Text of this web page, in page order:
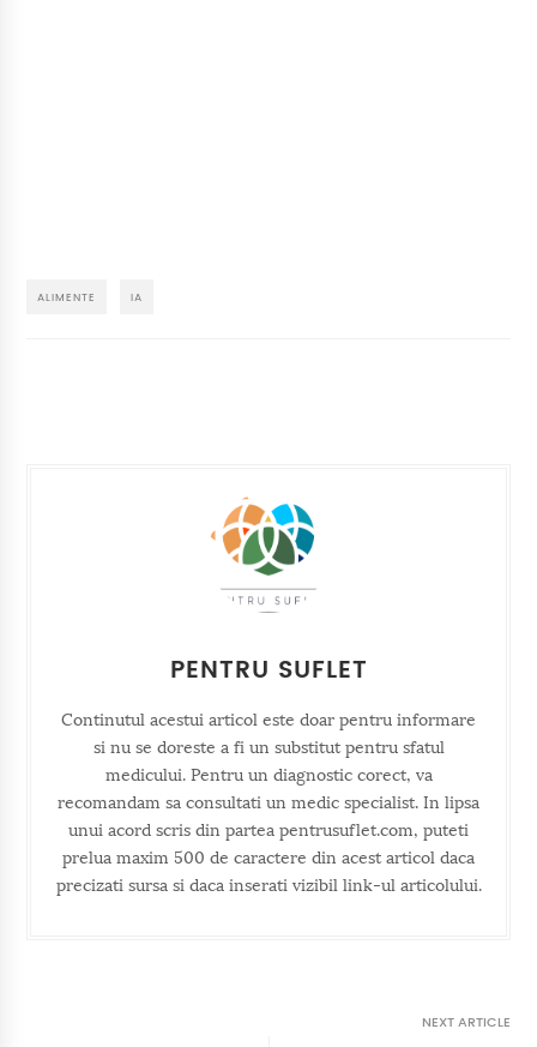
ALIMENTE IA
PENTRU SUFLET
Continutul acestui articol este doar pentru informare
si nu se doreste a fi un substitut pentru sfatul
medicului. Pentru un diagnostic corect, va
recomandam sa consultati un medic specialist. In lipsa
unui acord scris din partea pentrusuflet.com, puteti
prelua maxim 500 de caractere din acest articol daca
precizati sursa si daca inserati vizibil link-ul articolului.
NEXT ARTICLE